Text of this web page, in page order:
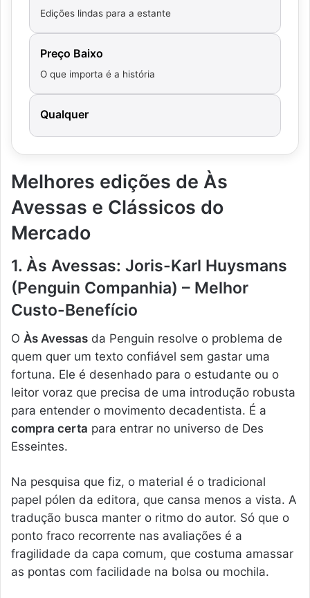
Edições lindas para a estante
Preço Baixo
O que importa é a história
Qualquer
Melhores edições de Às
Avessas e Clássicos do
Mercado
1. Às Avessas: Joris-Karl Huysmans
(Penguin Companhia) – Melhor
Custo-Benefício
O Às Avessas da Penguin resolve o problema de
quem quer um texto confiável sem gastar uma
fortuna. Ele é desenhado para o estudante ou o
leitor voraz que precisa de uma introdução robusta
para entender o movimento decadentista. É a
compra certa para entrar no universo de Des
Esseintes.
Na pesquisa que fiz, o material é o tradicional
papel pólen da editora, que cansa menos a vista. A
tradução busca manter o ritmo do autor. Só que o
ponto fraco recorrente nas avaliações é a
fragilidade da capa comum, que costuma amassar
as pontas com facilidade na bolsa ou mochila.